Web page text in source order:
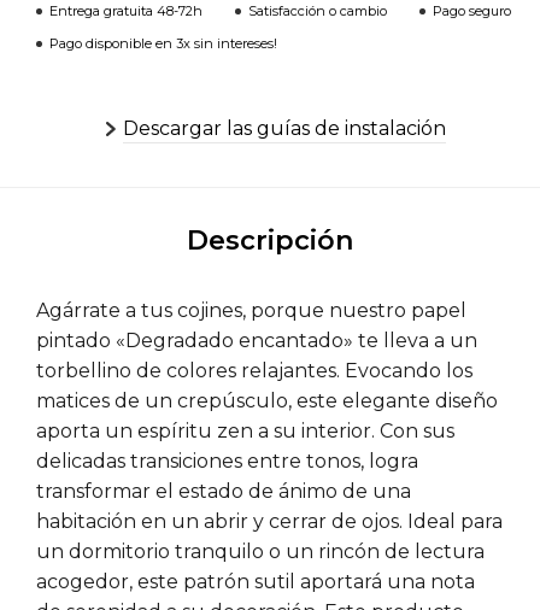
Entrega gratuita 48-72h Satisfacción o cambio
Pago seguro
Pago disponible en 3x sin intereses!
Descargar las guías de instalación
Descripción
Agárrate a tus cojines, porque nuestro papel
pintado «Degradado encantado» te lleva a un
torbellino de colores relajantes. Evocando los
matices de un crepúsculo, este elegante diseño
aporta un espíritu zen a su interior. Con sus
delicadas transiciones entre tonos, logra
transformar el estado de ánimo de una
habitación en un abrir y cerrar de ojos. Ideal para
un dormitorio tranquilo o un rincón de lectura
acogedor, este patrón sutil aportará una nota